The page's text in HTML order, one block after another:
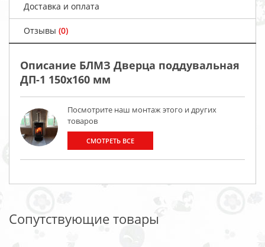
Доставка и оплата
Отзывы (0)
Описание БЛМЗ Дверца поддувальная
ДП-1 150х160 мм
Посмотрите наш монтаж этого и других
товаров
СМОТРЕТЬ ВСЕ
Сопутствующие товары